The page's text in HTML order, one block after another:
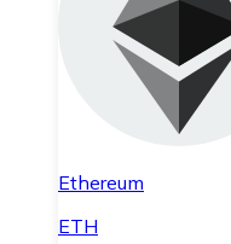
Ethereum
ETH